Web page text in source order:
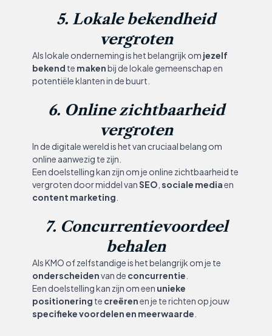
5. Lokale bekendheid
vergroten
Als lokale onderneming is het belangrijk om jezelf
bekend te makenbij de lokale gemeenschap en
potentiële klanten in de buurt.
6. Online zichtbaarheid
vergroten
In de digitale wereld is het van cruciaal belang om
online aanwezig te zijn.
Een doelstelling kan zijn om je online zichtbaarheid te
vergroten door middel vanSEO sociale mediaen
content marketing
7. Concurrentievoordeel
behalen
Als KMO of zelfstandige is het belangrijk om je te
onderscheidenvan de concurrentie
Een doelstelling kan zijn om een unieke
positionering te creërenen je te richten op jouw
specifieke voordelen en meerwaarde